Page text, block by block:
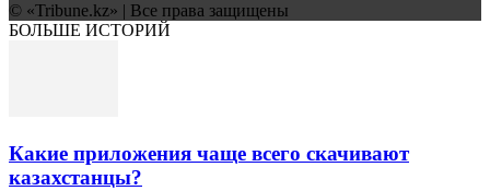
© «Tribune.kz» | Все права защищены
БОЛЬШЕ ИСТОРИЙ
Какие приложения чаще всего скачивают
казахстанцы?